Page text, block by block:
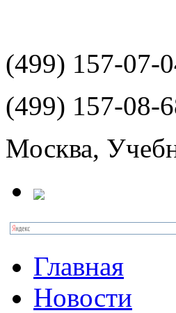
(499) 157-07-
(499) 157-08-
Москва,
Главная
Новости